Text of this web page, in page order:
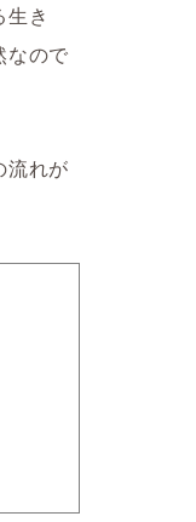
き
なので
流れが